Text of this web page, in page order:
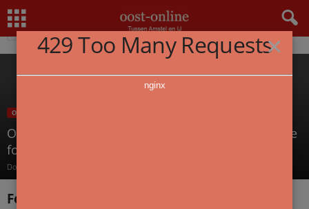
Home
Overzichtstentoonstelling met werk van Surinaamse fotografe Augusta
Curiel in Foam
OVERZICHT
Overzichtstentoonstelling met werk van Surinaamse
fotografe Augusta Curiel in Foam
Door
Fotomuseum Foam presenteert de eerste
×
429 Too Many Requests
nginx